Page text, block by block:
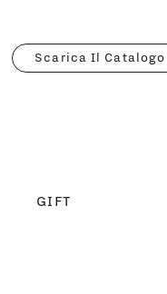
GIFT
Scarica Il Catalogo